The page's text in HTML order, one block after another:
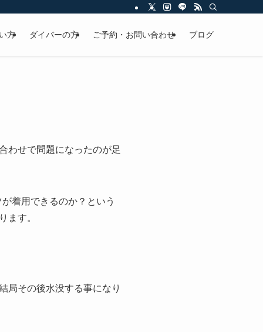
方 ダイバーの方 ご予約・お問い合わせ ブログ
わせで問題になったのが足
着用できるのか？という
ます。
局その後水没する事になり